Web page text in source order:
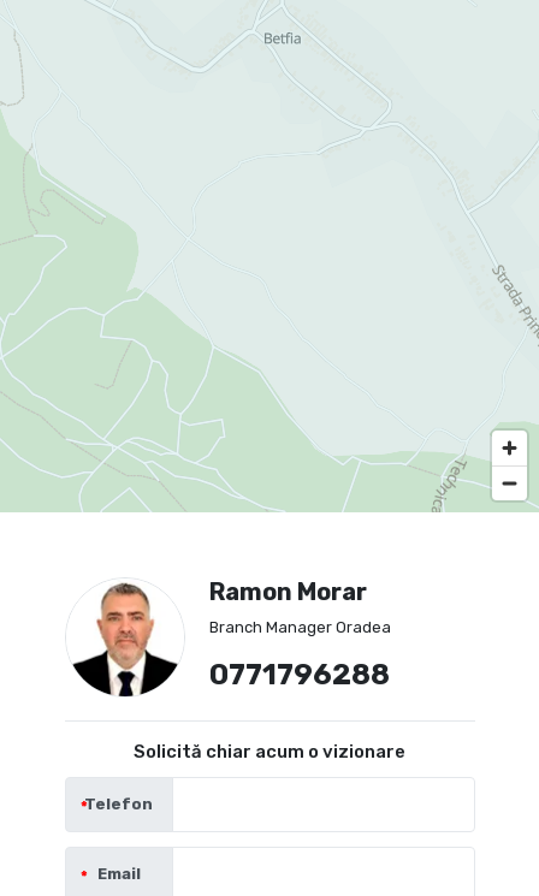
Ramon Morar
Branch Manager Oradea
0771796288
Solicită chiar acum o vizionare
Telefon
Email